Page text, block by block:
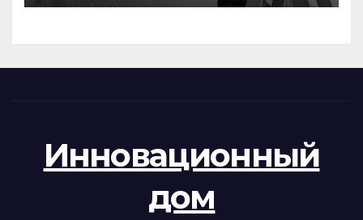
Инновационный
дом